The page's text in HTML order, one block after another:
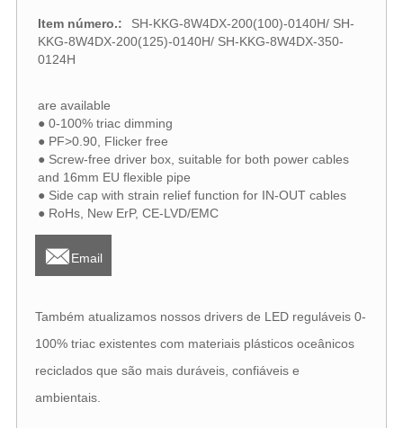
Item número.:
SH-KKG-8W4DX-200(100)-0140H/ SH-
KKG-8W4DX-200(125)-0140H/ SH-KKG-8W4DX-350-
0124H
are available
● 0-100% triac dimming
● PF>0.90, Flicker free
● Screw-free driver box, suitable for both power cables
and 16mm EU flexible pipe
● Side cap with strain relief function for IN-OUT cables
● RoHs, New ErP, CE-LVD/EMC
Email
Também atualizamos nossos drivers de LED reguláveis ​​0-
100% triac existentes com materiais plásticos oceânicos
reciclados que são mais duráveis, confiáveis ​​e
ambientais.